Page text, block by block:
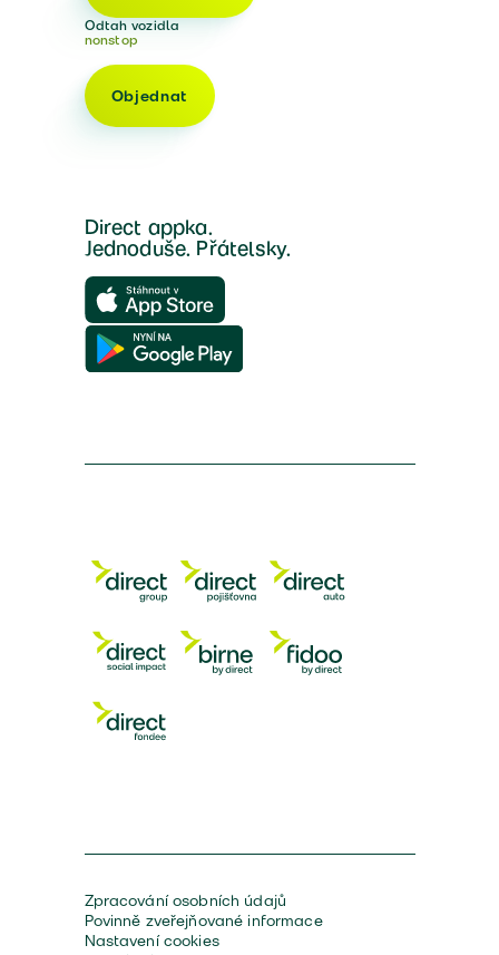
Odtah vozidla
nonstop
Objednat
Direct appka.
Jednoduše. Přátelsky.
Zpracování osobních údajů
Povinně zveřejňované informace
Nastavení cookies